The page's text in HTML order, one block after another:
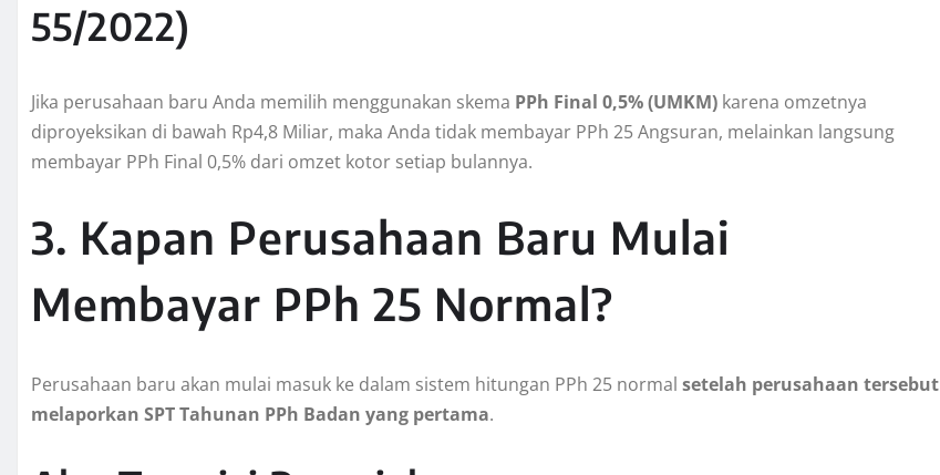
55/2022)
Jika perusahaan baru Anda memilih menggunakan skema PPh Final 0,5% (UMKM) karena omzetnya
diproyeksikan di bawah Rp4,8 Miliar, maka Anda tidak membayar PPh 25 Angsuran, melainkan langsung
membayar PPh Final 0,5% dari omzet kotor setiap bulannya.
3. Kapan Perusahaan Baru Mulai
Membayar PPh 25 Normal?
Perusahaan baru akan mulai masuk ke dalam sistem hitungan PPh 25 normal setelah perusahaan tersebut
melaporkan SPT Tahunan PPh Badan yang pertama.